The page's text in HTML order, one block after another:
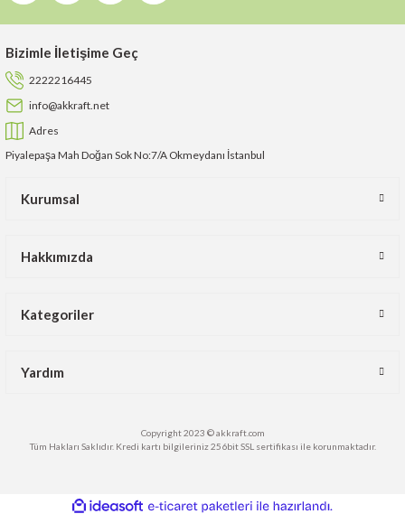
Bizimle İletişime Geç
2222216445
info@akkraft.net
Adres
Piyalepaşa Mah Doğan Sok No:7/A Okmeydanı İstanbul
Kurumsal
Hakkımızda
Kategoriler
Yardım
Copyright 2023 © akkraft.com
Tüm Hakları Saklıdır. Kredi kartı bilgileriniz 256bit SSL sertifikası ile korunmaktadır.
ideasoft e-